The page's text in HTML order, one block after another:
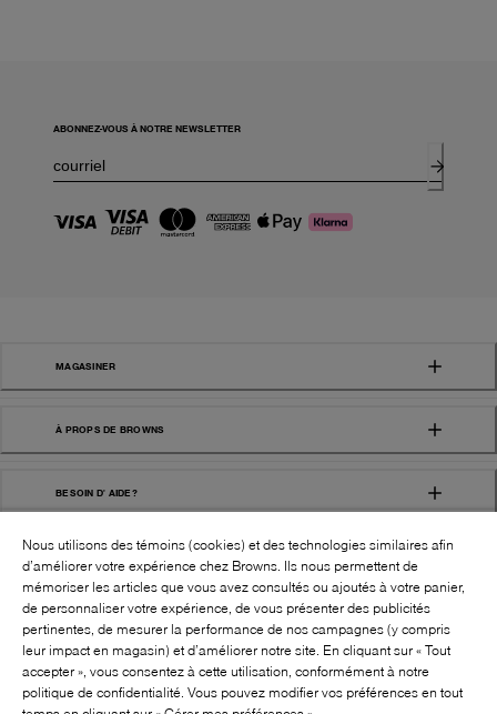
ABONNEZ-VOUS À NOTRE NEWSLETTER
MAGASINER
À PROPS DE BROWNS
BESOIN D' AIDE?
BROWNS SHOES INC. TOUS DROITS
SUIVEZ-NOUS!:
Nous utilisons des témoins (cookies) et des technologies similaires afin
d’améliorer votre expérience chez Browns. Ils nous permettent de
mémoriser les articles que vous avez consultés ou ajoutés à votre panier,
de personnaliser votre expérience, de vous présenter des publicités
pertinentes, de mesurer la performance de nos campagnes (y compris
leur impact en magasin) et d’améliorer notre site. En cliquant sur « Tout
accepter », vous consentez à cette utilisation, conformément à notre
politique de confidentialité. Vous pouvez modifier vos préférences en tout